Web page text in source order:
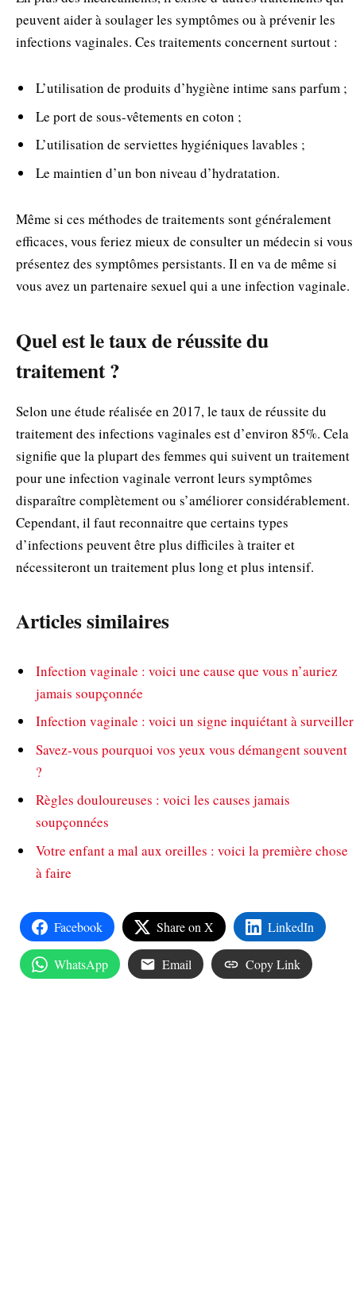
peuvent aider à soulager les symptômes ou à prévenir les
infections vaginales. Ces traitements concernent surtout :
L’utilisation de produits d’hygiène intime sans parfum ;
Le port de sous-vêtements en coton ;
L’utilisation de serviettes hygiéniques lavables ;
Le maintien d’un bon niveau d’hydratation.
Même si ces méthodes de traitements sont généralement
efficaces, vous feriez mieux de consulter un médecin si vous
présentez des symptômes persistants. Il en va de même si
vous avez un partenaire sexuel qui a une infection vaginale.
Quel est le taux de réussite du
traitement ?
Selon une étude réalisée en 2017, le taux de réussite du
traitement des infections vaginales est d’environ 85%. Cela
signifie que la plupart des femmes qui suivent un traitement
pour une infection vaginale verront leurs symptômes
disparaître complètement ou s’améliorer considérablement.
Cependant, il faut reconnaitre que certains types
d’infections peuvent être plus difficiles à traiter et
nécessiteront un traitement plus long et plus intensif.
Articles similaires
Infection vaginale : voici une cause que vous n’auriez
jamais soupçonnée
Infection vaginale : voici un signe inquiétant à surveiller
Savez-vous pourquoi vos yeux vous démangent souvent
?
Règles douloureuses : voici les causes jamais
soupçonnées
Votre enfant a mal aux oreilles : voici la première chose
à faire
Facebook Share on X LinkedIn
WhatsApp Email Copy Link